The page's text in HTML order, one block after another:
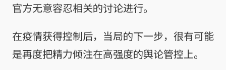
官方无意容忍相关的讨论进行。
在疫情获得控制后，当局的下一步，很有可能
是再度把精力倾注在高强度的舆论管控上。